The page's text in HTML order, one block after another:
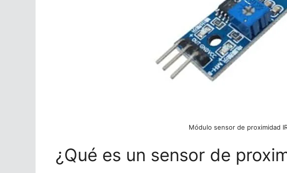
Módulo sensor de proximidad
¿Qué es un sensor de